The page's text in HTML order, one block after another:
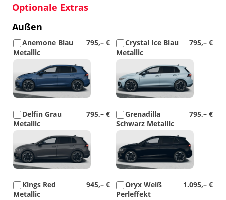
Optionale Extras
Außen
795,– €
Anemone Blau
Metallic
795,– €
Crystal Ice Blau
Metallic
795,– €
Delfin Grau
Metallic
795,– €
Grenadilla
Schwarz Metallic
945,– €
Kings Red
Metallic
1.095,– €
Oryx Weiß
Perleffekt